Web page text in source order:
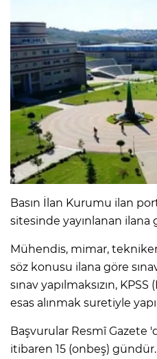
Basın İlan Kurumu ilan
sitesinde yayınlanan ilana
Mühendis, mimar,
söz konusu ilana göre
sınav yapılmaksızın,
esas alınmak suretiyle
Başvurular Resmî Gazete
itibaren 15 (onbeş)